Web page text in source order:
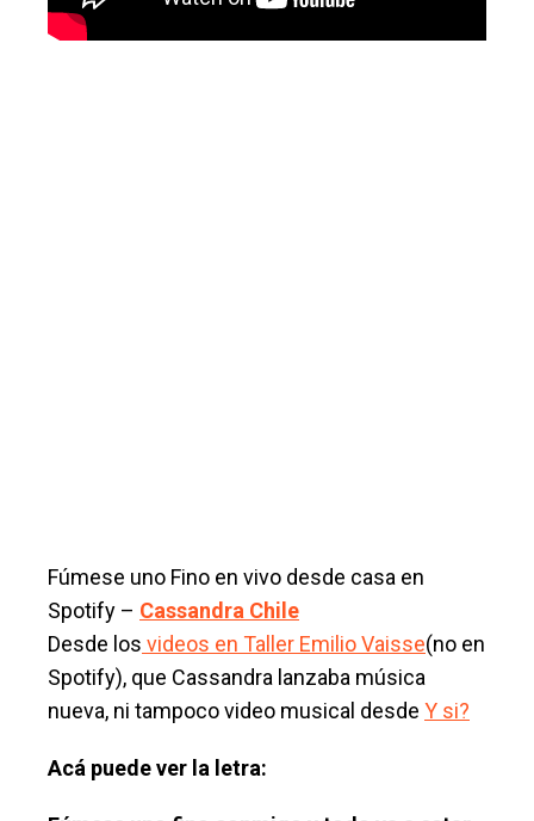
Fúmese uno Fino en vivo desde casa en
Spotify – Cassandra Chile
Desde los videos en Taller Emilio Vaisse(no en
Spotify), que Cassandra lanzaba música
nueva, ni tampoco video musical desde Y si?
Acá puede ver la letra: